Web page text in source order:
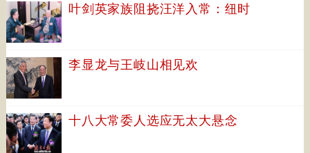
叶剑英家族阻挠汪洋入常：纽时
李显龙与王岐山相见欢
十八大常委人选应无太大悬念